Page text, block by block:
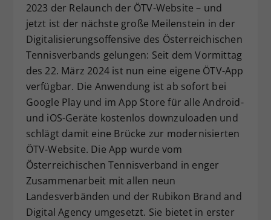
2023 der Relaunch der ÖTV-Website – und
jetzt ist der nächste große Meilenstein in der
Digitalisierungsoffensive des Österreichischen
Tennisverbands gelungen: Seit dem Vormittag
des 22. März 2024 ist nun eine eigene ÖTV-App
verfügbar. Die Anwendung ist ab sofort bei
Google Play und im App Store für alle Android-
und iOS-Geräte kostenlos downzuloaden und
schlägt damit eine Brücke zur modernisierten
ÖTV-Website. Die App wurde vom
Österreichischen Tennisverband in enger
Zusammenarbeit mit allen neun
Landesverbänden und der Rubikon Brand and
Digital Agency umgesetzt. Sie bietet in erster
Zweck
Dieser Wert speichert Ihre Consent-
Einstellungen. Unter anderem eine
zufällig generierte ID, für die
historische Speicherung Ihrer
vorgenommen Einstellungen, falls der
Webseiten-Betreiber dies eingestellt